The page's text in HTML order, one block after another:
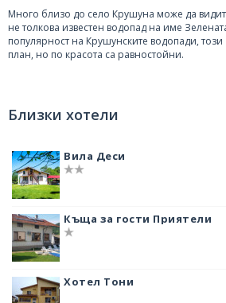
Много близо до село Крушуна може да
не толкова известен водопад на име
популярност на Крушунските водопади,
план, но по красота са равностойни.
спускащи се като каскада по скалите. Водите
Уришка маара. В края на екопътеката към
В района на село Куршуна се намират и
пещери и екопътеки. Самото село е било
на партизанското движение преди 1944
намира първата фабрика за катерачни
През последните години населеното място
заради множеството природни
Селището предлага избор за нощувки в
към мястото, до което искате да стигнете.
Близки хотели
Вила Деси
Къща за гости Приятели
Хотел Тони